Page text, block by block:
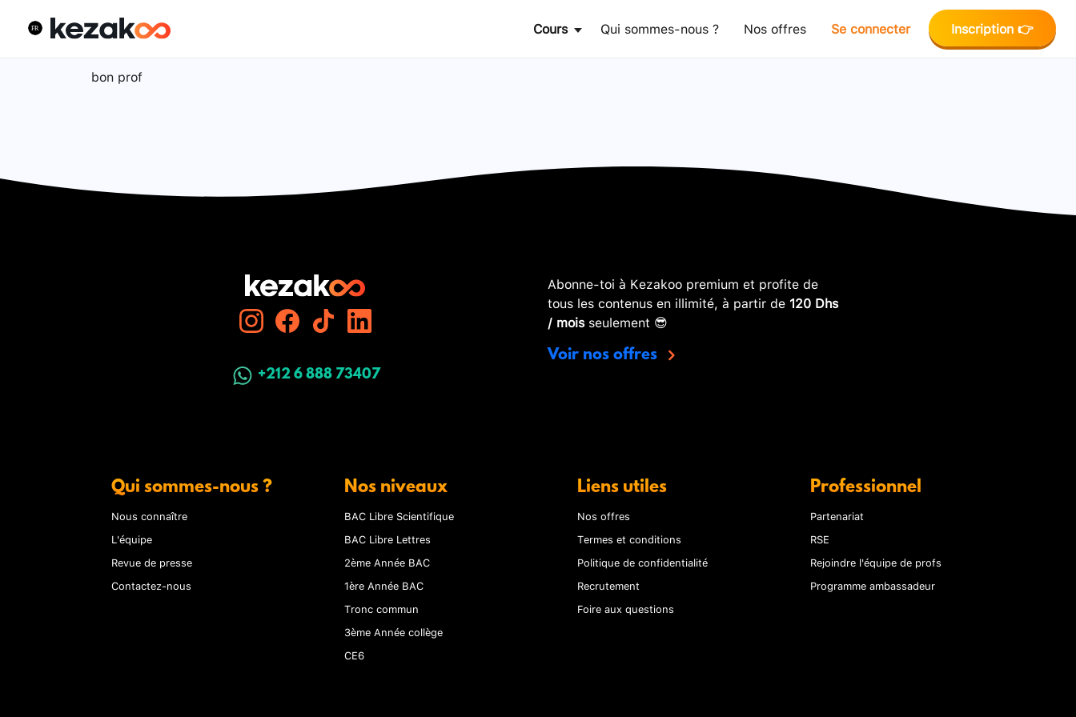
Cours Qui sommes-nous ? Nos offres Se connecter Inscription 👉
bon prof
+212 6 888 73407
Abonne-toi à Kezakoo premium et profite de
tous les contenus en illimité, à partir de 120 Dhs
/ moisseulement 😎
Voir nos offres
Qui sommes-nous ?
Nous connaître
L'équipe
Revue de presse
Contactez-nous
Nos niveaux
BAC Libre Scientifique
BAC Libre Lettres
2ème Année BAC
1ère Année BAC
Tronc commun
3ème Année collège
CE6
Liens utiles
Nos offres
Termes et conditions
Politique de confidentialité
Recrutement
Foire aux questions
Professionnel
Partenariat
RSE
Rejoindre l'équipe de profs
Programme ambassadeur